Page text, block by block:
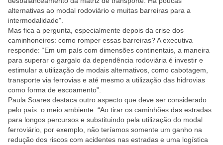
alternativas ao modal rodoviário e muitas barreiras para a
intermodalidade”.
Mas fica a pergunta, especialmente depois da crise dos
caminhoneiros: como romper essas barreiras? A executiva
responde: “Em um país com dimensões continentais, a maneira
para superar o gargalo da dependência rodoviária é investir e
estimular a utilização de modais alternativos, como cabotagem,
transporte via ferrovias e até mesmo a utilização das hidrovias
como forma de escoamento”.
Paula Soares destaca outro aspecto que deve ser considerado
pelo país: o meio ambiente. “Ao tirar os caminhões das estradas
para longos percursos e substituindo pela utilização do modal
ferroviário, por exemplo, não teríamos somente um ganho na
redução dos riscos com acidentes nas estradas e uma logística